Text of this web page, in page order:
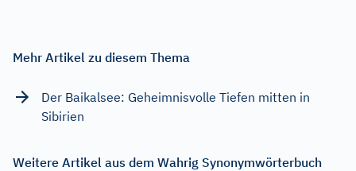
Mehr Artikel zu diesem Thema
Der Baikalsee: Geheimnisvolle Tiefen mitten in
Sibirien
Weitere Artikel aus dem Wahrig Synonymwörterbuch